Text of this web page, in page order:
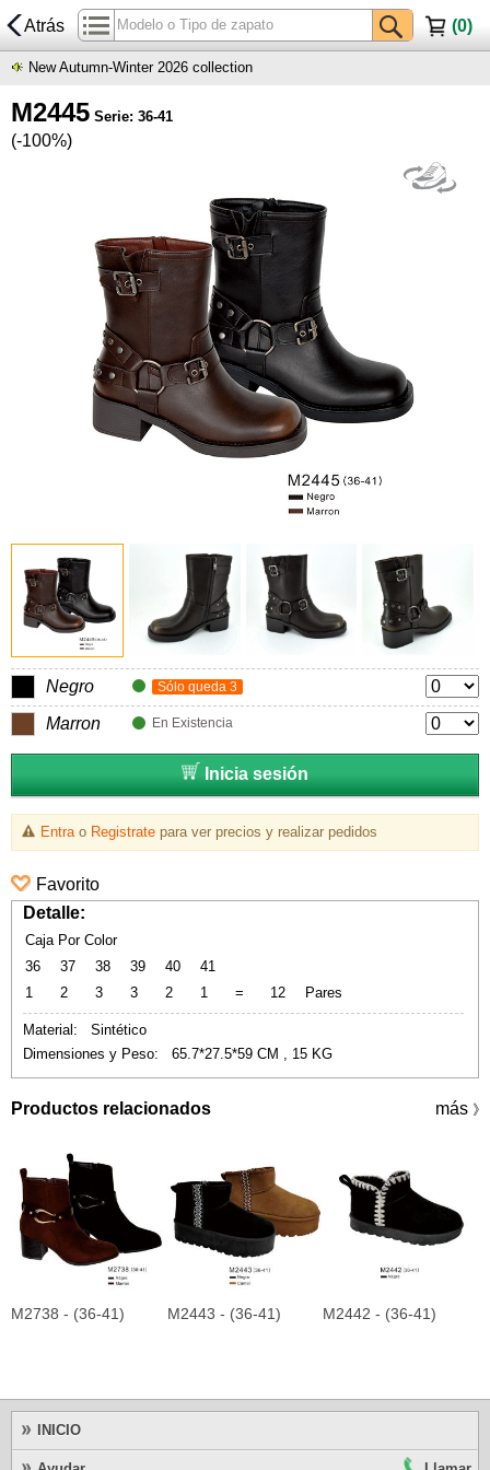
Atrás (0)
New Autumn-Winter 2026 collection
M2445 Serie: 36-41
(-100%)
Negro Sólo queda 3
Marron En Existencia
Inicia sesión
Entrao Registratepara ver precios y realizar pedidos
Favorito
Detalle:
Caja Por Color
36
37 38 39 40
41
1
2 3 3 2 1 = 12 Pares
Material: Sintético
Dimensiones y Peso: 65.7*27.5*59 CM , 15 KG
Productos relacionados más 》
M2738 - (36-41) M2443 - (36-41) M2442 - (36-41)
INICIO